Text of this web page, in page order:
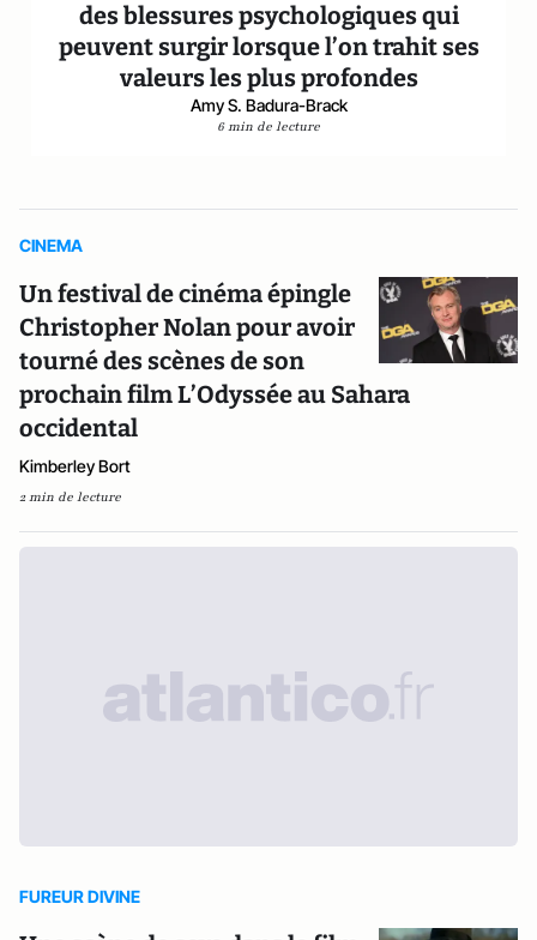
des blessures psychologiques qui
peuvent surgir lorsque l’on trahit ses
valeurs les plus profondes
Amy S. Badura-Brack
6 min de lecture
CINEMA
Un festival de cinéma épingle
Christopher Nolan pour avoir
tourné des scènes de son
prochain film L’Odyssée au Sahara
occidental
Kimberley Bort
2 min de lecture
FUREUR DIVINE